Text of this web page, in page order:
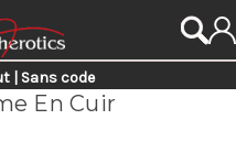
| Sans code
En Cuir